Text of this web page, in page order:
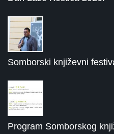
Somborski književni
Program Somborskog